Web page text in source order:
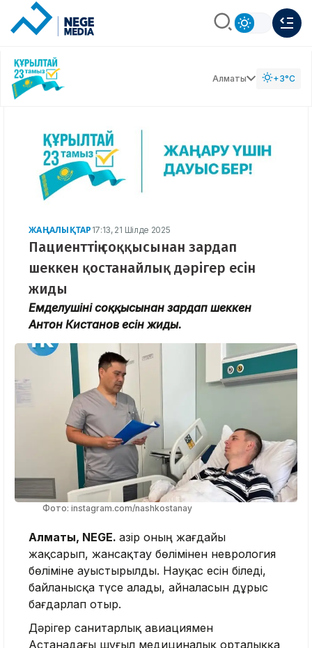
Алматы +3°C
ЖАҢАЛЫҚТАР 17:13, 21 Шілде 2025
Пациенттің соққысынан зардап
шеккен қостанайлық дәрігер есін
жиды
Емделушінің соққысынан зардап шеккен
Антон Кистанов есін жиды.
Фото: instagram.com/nashkostanay
Алматы, NEGE. Қазір оның жағдайы
жақсарып, жансақтау бөлімінен неврология
бөліміне ауыстырылды. Науқас есін біледі,
байланысқа түсе алады, айналасын дұрыс
бағдарлап отыр.
Дәрігер санитарлық авиациямен
Астанадағы шұғыл медициналық орталыққа